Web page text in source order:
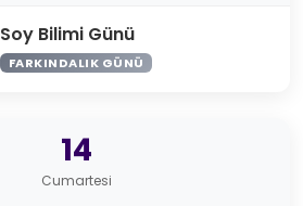
Soy Bilimi Günü
FARKINDALIK GÜNÜ
14
Cumartesi